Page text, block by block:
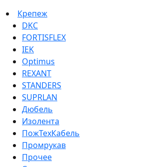
Крепеж
DKC
FORTISFLEX
IEK
Optimus
REXANT
STANDERS
SUPRLAN
Дюбель
Изолента
ПожТехКабель
Промрукав
Прочее